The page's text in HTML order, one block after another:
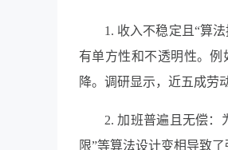
1. 收入不稳定且“算
有单方性和不透明性。
降。调研显示，近五成劳
2. 加班普遍且无偿：
限”等算法设计变相导致